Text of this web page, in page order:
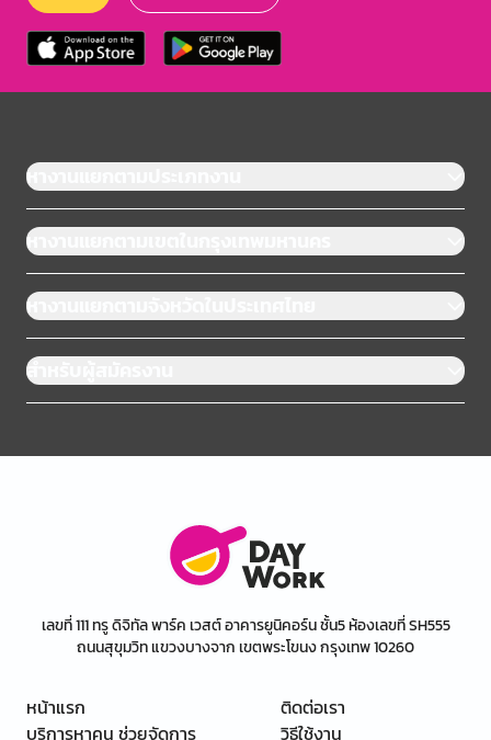
หางานแยกตามประเภทงาน
หางานแยกตามเขตในกรุงเทพมหานคร
หางานแยกตามจังหวัดในประเทศไทย
สำหรับผู้สมัครงาน
เลขที่ 111 ทรู ดิจิทัล พาร์ค เวสต์ อาคารยูนิคอร์น ชั้น5 ห้องเลขที่ SH555
ถนนสุขุมวิท แขวงบางจาก เขตพระโขนง กรุงเทพ 10260
หน้าแรก
บริการหาคน ช่วยจัดการ
ติดต่อเรา
วิธีใช้งาน